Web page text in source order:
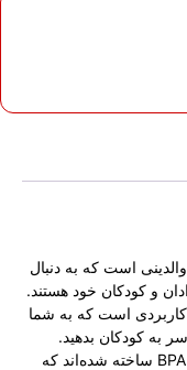
است که به دنبال
و کودکان خود هستند.
است که به شما
به کودکان بدهید.
تمامی اجزای این پک از پلاستیک ایمن و فاقد BPA ساخته شده‌اند که